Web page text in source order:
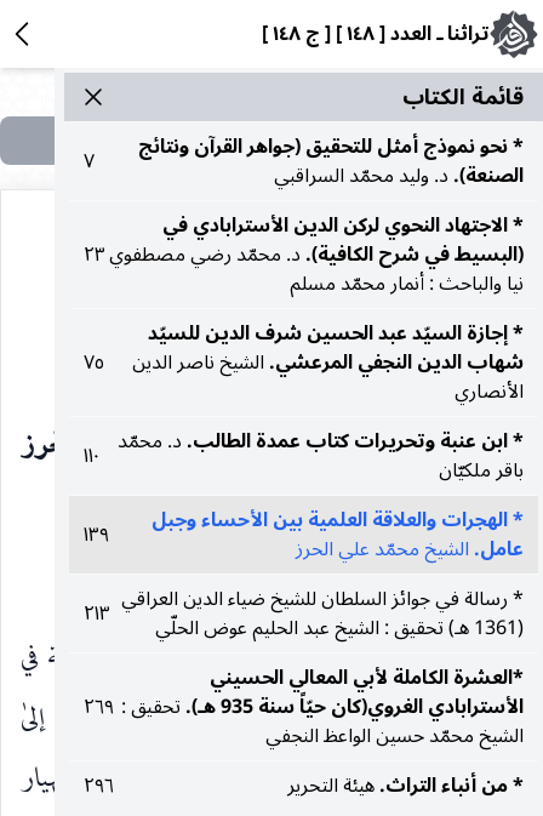
تراثنا ـ العدد [ ١٤٨ ] [ ج ١٤٨ ]
قائمة الکتاب
* نحو نموذج أمثل للتحقيق (جواهر القرآن ونتائج
الصنعة).د. وليد محمّد السراقبي
٧
* الاجتهاد النحوي لركن الدين الأسترابادي في
(البسيط في شرح الكافية).د. محمّد رضي مصطفوي
نيا والباحث : أنمار محمّد مسلم
٢٣
* إجازة السيّد عبد الحسين شرف الدين للسيّد
شهاب الدين النجفي المرعشي.الشيخ ناصر الدين
الأنصاري
٧٥
* ابن عنبة وتحريرات کتاب عمدة الطالب.د. محمّد
باقر ملكيّان
١١٠
* الهجرات والعلاقة العلمية بين الأحساء وجبل
عامل.الشيخ محمّد علي الحرز
١٣٩
* رسالة في جوائز السلطان للشيخ ضياء الدين العراقي
(1361 هـ) تحقيق : الشيخ عبد الحليم عوض الحلّي
٢١٣
*العشرة الكاملة لأبي المعالي الحسيني
الأسترابادي الغروي(كان حيّاً سنة 935 هـ). تحقيق :
الشيخ محمّد حسين الواعظ النجفي
٢٦٩
* من أنباء التراث.هيئة التحرير ٢٩٦
الهجرات والعلاقة العلمية
بين الأحساء وجبل عامل
الشيخ محمّد علي الحرز
بسم الله الرحمن الرحيم
مدخل :
يطلق اسم جبل عامل علىٰ معظم الأراضي الواقعة في
جنوبي لبنان ، وتُرجِع معظم المصادر تلك التسمية إلىٰ
قبيلة بني عاملة السبأية التي هاجرت من اليمن بعد انهيار